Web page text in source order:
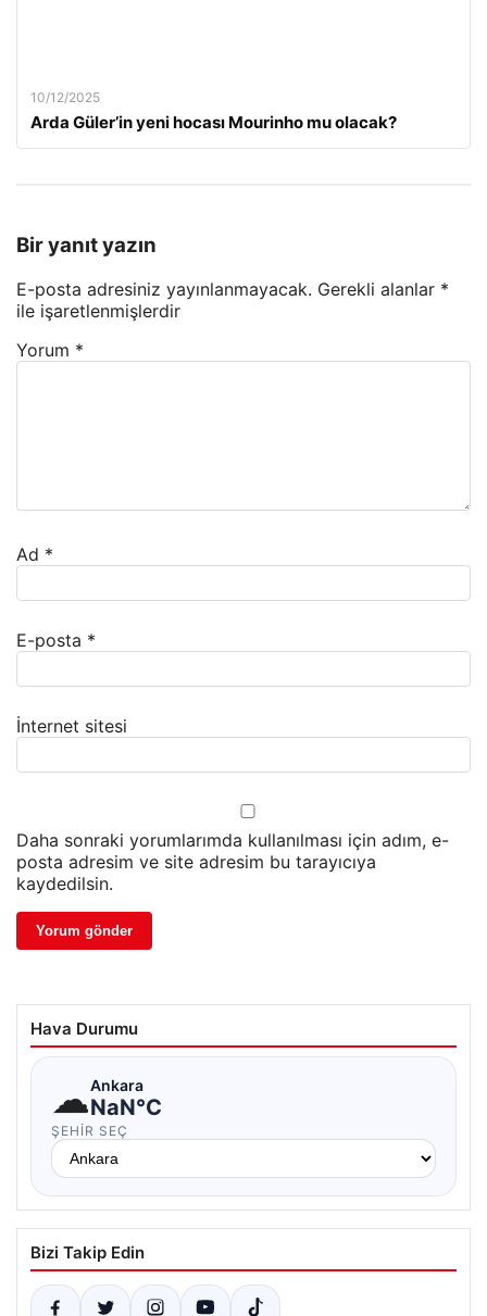
10/12/2025
Arda Güler’in yeni hocası Mourinho mu olacak?
Bir yanıt yazın
E-posta adresiniz yayınlanmayacak. Gerekli alanlar *
ile işaretlenmişlerdir
Yorum *
Ad *
E-posta *
İnternet sitesi
Daha sonraki yorumlarımda kullanılması için adım, e-
posta adresim ve site adresim bu tarayıcıya
kaydedilsin.
Hava Durumu
☁Ankara
NaN°C
ŞEHIR SEÇ
Bizi Takip Edin